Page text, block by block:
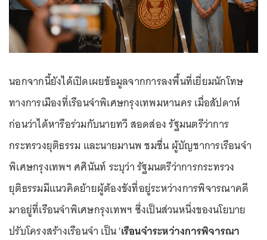
นอกจากนี้ยังได้เปิดเผยข้อมูลจากการลงพื้นที่เยี่ยมนักโทษ
ทางการเมืองที่เรือนจำพิเศษกรุงเทพมหานคร เมื่อสัปดาห์
ก่อนว่าได้หารือร่วมกับนายทวี สอดส่อง รัฐมนตรีว่าการ
กระทรวงยุติธรรม และนายมานพ ชมชื่น ผู้บัญชาการเรือนจำ
พิเศษกรุงเทพฯ ศศินันท์ ระบุว่า รัฐมนตรีว่าการกระทรวง
ยุติธรรมมีแนวคิดย้ายผู้ต้องขังที่อยู่ระหว่างการพิจารณาคดี
มาอยู่ที่เรือนจำพิเศษกรุงเทพฯ ซึ่งเป็นส่วนหนึ่งของนโยบาย
ปรับโครงสร้างเรือนจำ เป็น 'เรือนจำระหว่างการพิจารณา